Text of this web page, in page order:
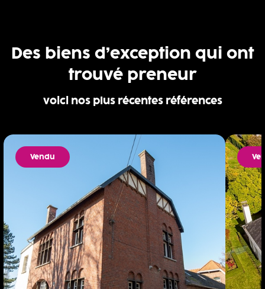
Des biens d’exception qui ont
trouvé preneur
voici nos plus récentes références
Vendu